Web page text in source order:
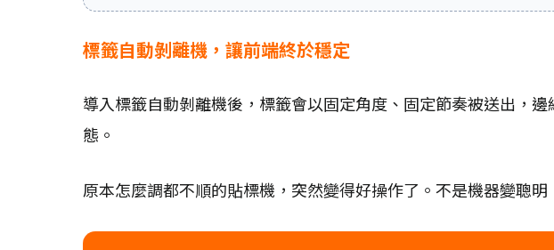
標籤自動剝離機，讓前端終於穩定
導入標籤自動剝離機後，標籤會以固定角度、固定節奏被送出，
態。
原本怎麼調都不順的貼標機，突然變得好操作了。不是機器變聰